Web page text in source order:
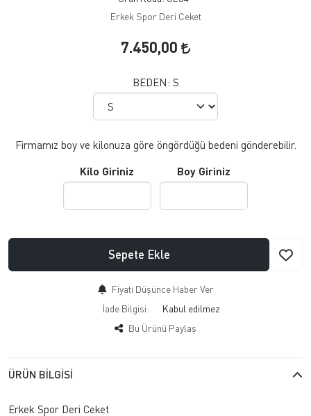
Erkek Spor Deri Ceket
7.450,00
BEDEN: S
Firmamız boy ve kilonuza göre öngördüğü bedeni gönderebilir.
Kilo Giriniz Boy Giriniz
Sepete Ekle
Fiyatı Düşünce Haber Ver
İade Bilgisi:
Bu Ürünü Paylaş
ÜRÜN BILGISI
Erkek Spor Deri Ceket